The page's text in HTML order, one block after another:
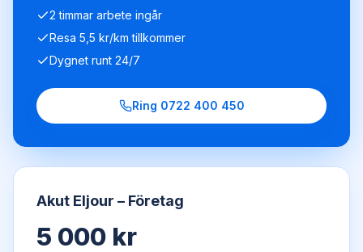
2 timmar arbete ingår
Resa 5,5 kr/km tillkommer
Dygnet runt 24/7
Ring 0722 400 450
Akut Eljour – Företag
5 000 kr